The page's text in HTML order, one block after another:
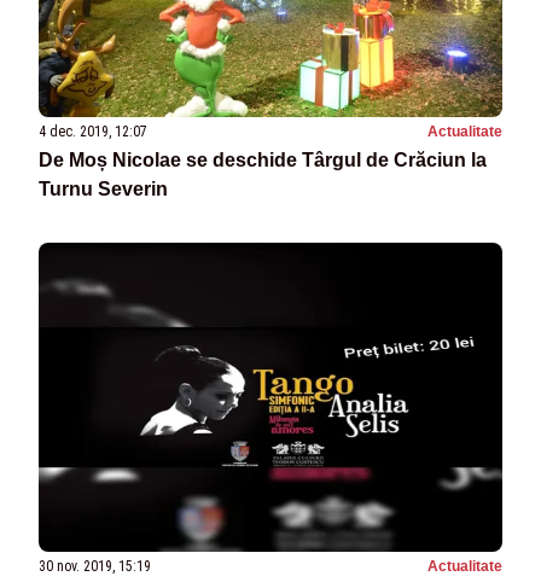
4 dec. 2019, 12:07 Actualitate
De Moș Nicolae se deschide Târgul de Crăciun la
Turnu Severin
30 nov. 2019, 15:19 Actualitate